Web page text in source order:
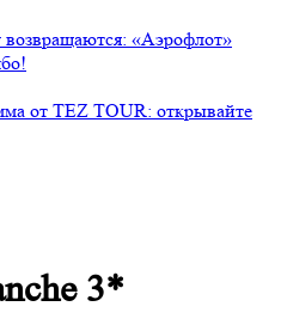
«Аэрофлот»
от TEZ TOUR: открывайте
3*